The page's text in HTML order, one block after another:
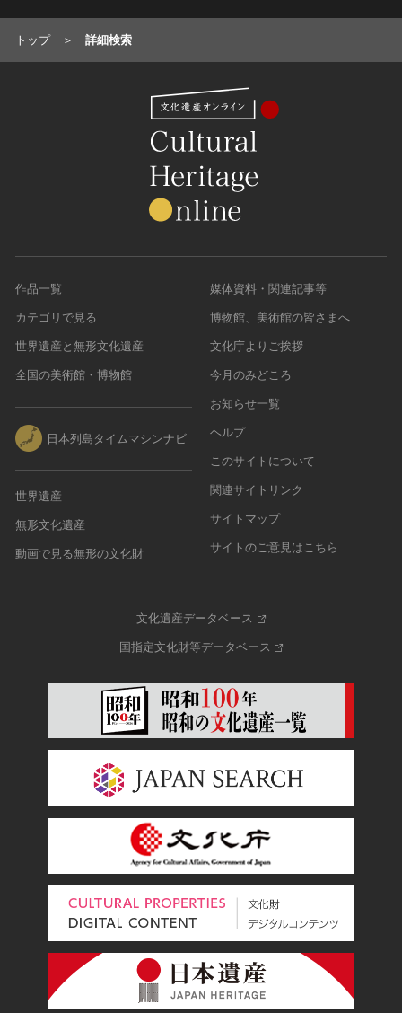
トップ 詳細検索
作品一覧
カテゴリで見る
世界遺産と無形文化遺産
全国の美術館・博物館
日本列島タイムマシンナビ
世界遺産
無形文化遺産
動画で見る無形の文化財
媒体資料・関連記事等
博物館、美術館の皆さまへ
文化庁よりご挨拶
今月のみどころ
お知らせ一覧
ヘルプ
このサイトについて
関連サイトリンク
サイトマップ
サイトのご意見はこちら
文化遺産データベース
国指定文化財等データベース